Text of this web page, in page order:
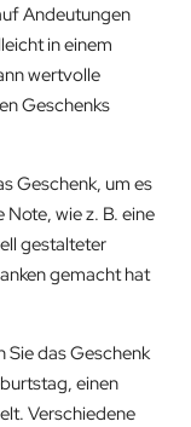
Andeutungen
in einem
wertvolle
Geschenks
Geschenk, um es
wie z. B. eine
gestalteter
gemacht hat
Sie das Geschenk
einen
Verschiedene